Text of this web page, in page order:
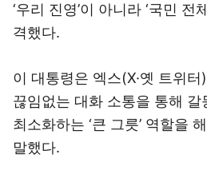
‘우리 진영’이 아니라 ‘국민 전
격했다.
이 대통령은 엑스(X·옛 트위
끊임없는 대화 소통을 통해
최소화하는 ‘큰 그릇’ 역할을
말했다.